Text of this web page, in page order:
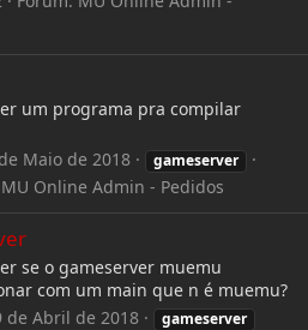
um programa pra compilar
Maio de 2018 gameserver
MU Online Admin - Pedidos
se o gameserver muemu
com um main que n é muemu?
de Abril de 2018
gameserver